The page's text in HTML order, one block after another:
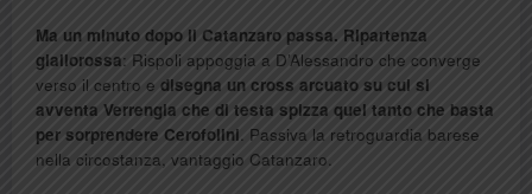
Ma un minuto dopo il Catanzaro passa. Ripartenza
giallorossa: Rispoli appoggia a D’Alessandro che converge
verso il centro e disegna un cross arcuato su cui si
avventa Verrengia che di testa spizza quel tanto che basta
per sorprendere Cerofolini. Passiva la retroguardia barese
nella circostanza, vantaggio Catanzaro.